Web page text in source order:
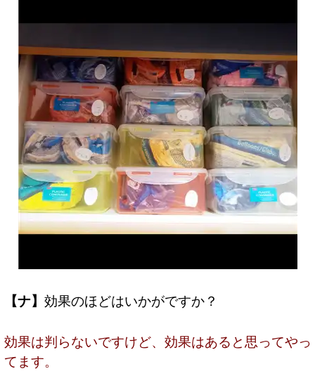
【ナ】 効果のほどはいかがですか？
効果は判らないですけど、効果はあると思ってやっ
てます。